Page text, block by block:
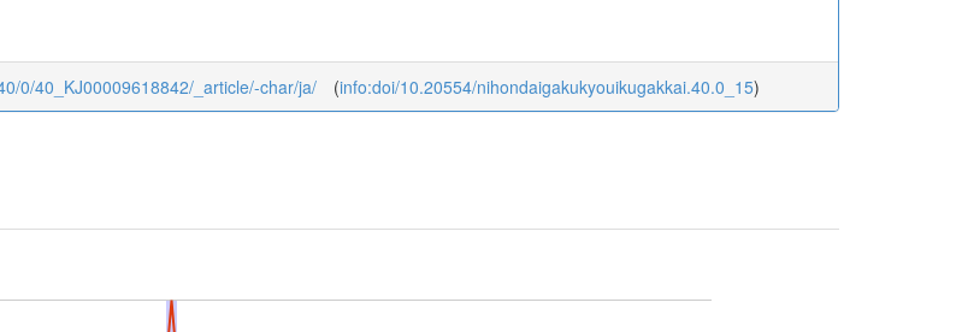
0/40_KJ00009618842/_article/-char/ja/ (info:doi/10.20554/nihondaigakukyouikugakkai.40.0_15)